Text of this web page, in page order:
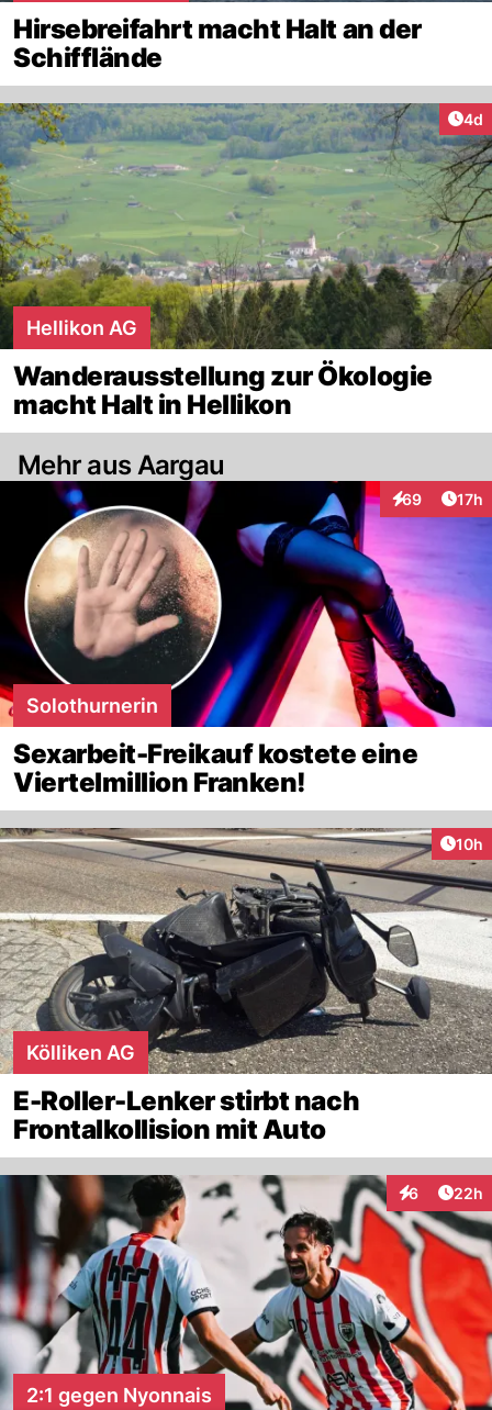
Hirsebreifahrt macht Halt an der
Schifflände
4d
Hellikon AG
Wanderausstellung zur Ökologie
macht Halt in Hellikon
Mehr aus Aargau
69
Interaktionen
17h
Solothurnerin
Sexarbeit-Freikauf kostete eine
Viertelmillion Franken!
10h
Kölliken AG
E-Roller-Lenker stirbt nach
Frontalkollision mit Auto
6
Interaktionen
22h
2:1 gegen Nyonnais